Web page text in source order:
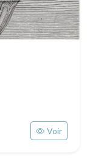
Voir